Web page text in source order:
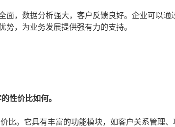
面，数据分析强大，客户反馈良好。企业可以通
，为业务发展提供强有力的支持。
性价比如何。
比。它具有丰富的功能模块，如客户关系管理